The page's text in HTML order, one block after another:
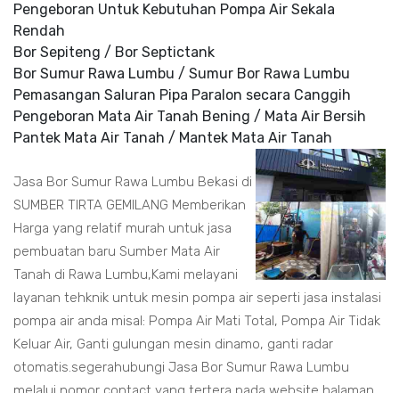
Pengeboran Untuk Kebutuhan Pompa Air Sekala
Rendah
Bor Sepiteng / Bor Septictank
Bor Sumur Rawa Lumbu / Sumur Bor Rawa Lumbu
Pemasangan Saluran Pipa Paralon secara Canggih
Pengeboran Mata Air Tanah Bening / Mata Air Bersih
Pantek Mata Air Tanah / Mantek Mata Air Tanah
Jasa Bor Sumur Rawa Lumbu Bekasi di
SUMBER TIRTA GEMILANG Memberikan
Harga yang relatif murah untuk jasa
pembuatan baru Sumber Mata Air
Tanah di Rawa Lumbu,Kami melayani
layanan tehknik untuk mesin pompa air seperti jasa instalasi
pompa air anda misal: Pompa Air Mati Total, Pompa Air Tidak
Keluar Air, Ganti gulungan mesin dinamo, ganti radar
otomatis.segerahubungi Jasa Bor Sumur Rawa Lumbu